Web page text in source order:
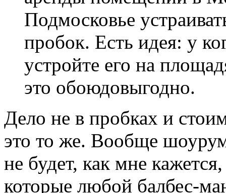
Подмосковье
пробок. Есть идея: у
устройте его на
это обоюдовыгодно.
Дело не в пробках и
это то же. Вообще
не будет, как мне
которые любой балбес-